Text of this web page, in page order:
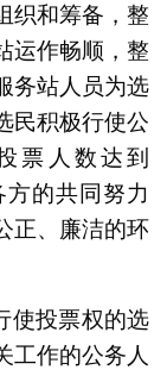
织和筹备，整
运作畅顺，整
务站人员为选
民积极行使公
票人数达到
的共同努力
正、廉洁的环
使投票权的选
工作的公务人